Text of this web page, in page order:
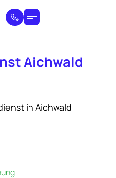
Aichwald
in Aichwald